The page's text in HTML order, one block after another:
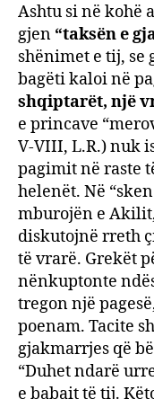
Ashtu si në kohë
gjen “taksën e
shënimet e tij, se
bagëti kaloi në
shqiptarët, një
e princave
V-VIII, L.R.) nuk
pagimit në raste
helenët. Në
mburojën e
diskutojnë rreth
të vrarë. Grekët
nënkuptonte
tregon një
poenam. Tacite
gjakmarrjes që
“Duhet ndarë
e babait të tij.